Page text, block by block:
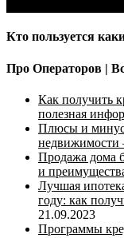
Кто пользуется
Про Операторов |
Как получить
полезная
Плюсы и
недвижимости
Продажа дома
и
Лучшая
году: как
21.09.2023
Программы